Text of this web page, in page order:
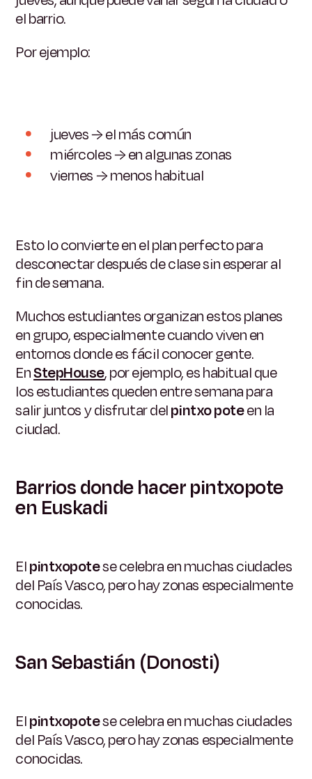
el barrio.
Por ejemplo:
jueves → el más común
miércoles → en algunas zonas
viernes → menos habitual
Esto lo convierte en el plan perfecto para
desconectar después de clase sin esperar al
fin de semana.
Muchos estudiantes organizan estos planes
en grupo, especialmente cuando viven en
entornos donde es fácil conocer gente.
EnStepHouse, por ejemplo, es habitual que
los estudiantes queden entre semana para
salir juntos y disfrutar delpintxo poteen la
ciudad.
Barrios donde hacer pintxopote
en Euskadi
Elpintxopotese celebra en muchas ciudades
del País Vasco, pero hay zonas especialmente
conocidas.
San Sebastián (Donosti)
Elpintxopotese celebra en muchas ciudades
del País Vasco, pero hay zonas especialmente
conocidas.